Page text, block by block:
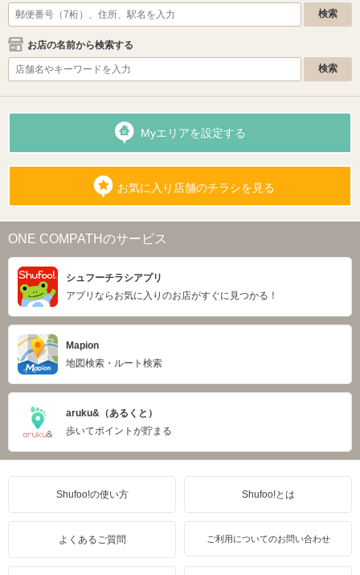
お店の名前から検索する
Myエリアを設定する
お気に入り店舗のチラシを見る
ONE COMPATHのサービス
シュフーチラシアプリ
アプリならお気に入りのお店がすぐに見つかる！
Mapion
地図検索・ルート検索
aruku&（あるくと）
歩いてポイントが貯まる
Shufoo!の使い方 Shufoo!とは
よくあるご質問 ご利用についてのお問い合わせ